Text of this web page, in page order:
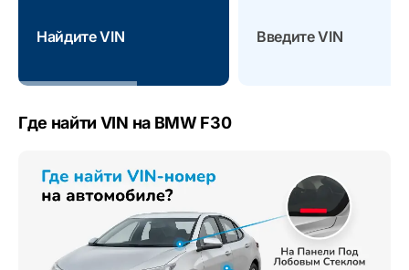
Найдите VIN Введите VIN
Где найти VIN на BMW F30